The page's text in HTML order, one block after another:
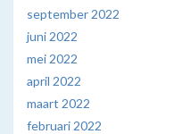
september 2022
juni 2022
mei 2022
april 2022
maart 2022
februari 2022